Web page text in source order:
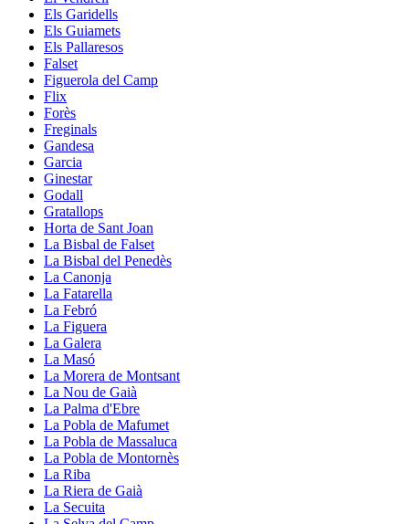
Els Garidells
Els Guiamets
Els Pallaresos
Falset
Figuerola del Camp
Flix
Forès
Freginals
Gandesa
Garcia
Ginestar
Godall
Gratallops
Horta de Sant Joan
La Bisbal de Falset
La Bisbal del Penedès
La Canonja
La Fatarella
La Febró
La Figuera
La Galera
La Masó
La Morera de Montsant
La Nou de Gaià
La Palma d'Ebre
La Pobla de Mafumet
La Pobla de Massaluca
La Pobla de Montornès
La Riba
La Riera de Gaià
La Secuita